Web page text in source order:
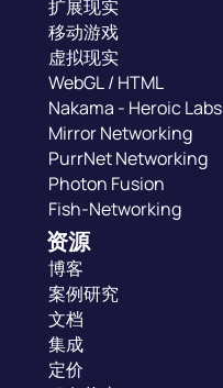
扩展现实
移动游戏
虚拟现实
WebGL / HTML
Nakama - Heroic Labs
Mirror Networking
PurrNet Networking
Photon Fusion
Fish-Networking
资源
博客
案例研究
文档
集成
定价